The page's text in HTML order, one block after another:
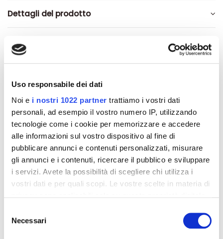
Uso responsabile dei dati
Noi e i nostri 1022 partner trattiamo i vostri dati
personali, ad esempio il vostro numero IP, utilizzando
tecnologie come i cookie per memorizzare e accedere
alle informazioni sul vostro dispositivo al fine di
pubblicare annunci e contenuti personalizzati, misurare
gli annunci e i contenuti, ricercare il pubblico e sviluppare
i servizi. Avete la possibilità di scegliere chi utilizza i
vostri dati e per quali scopi. Le vostre scelte in materia di
modificare o revocare il proprio consenso in qualsiasi
momento dalla Dichiarazione sui cookie o facendo clic
delNecessari
Dettagli del prodotto
About ESI
Altri prodotti che potrebbero
interessarti
-42% -42%